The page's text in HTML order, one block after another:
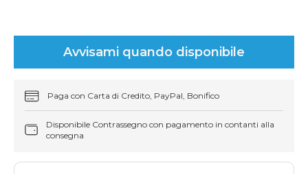
Avvisami quando disponibile
Paga con Carta di Credito, PayPal, Bonifico
Disponibile Contrassegno con pagamento in contanti alla
consegna